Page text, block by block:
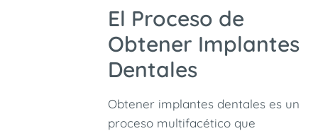
El Proceso de
Obtener Implantes
Dentales
Obtener implantes dentales es un
proceso multifacético que